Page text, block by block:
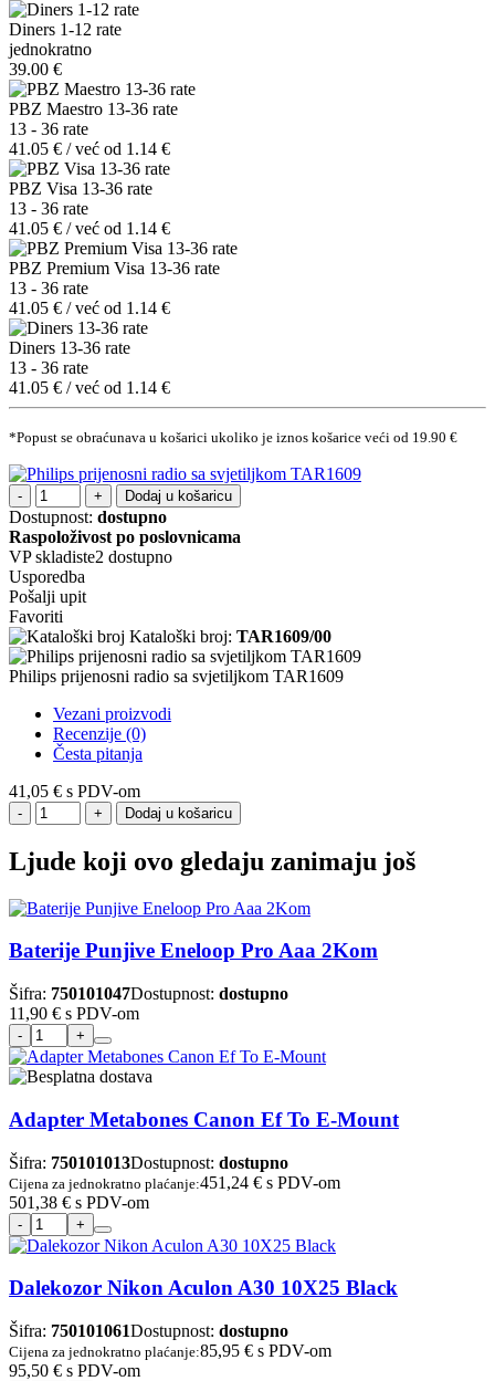
Diners 1-12 rate
jednokratno
39.00 €
PBZ Maestro 13-36 rate
13 - 36 rate
41.05 € / već od 1.14 €
PBZ Visa 13-36 rate
13 - 36 rate
41.05 € / već od 1.14 €
PBZ Premium Visa 13-36 rate
13 - 36 rate
41.05 € / već od 1.14 €
Diners 13-36 rate
13 - 36 rate
41.05 € / već od 1.14 €
*Popust se obraćunava u košarici ukoliko je iznos košarice veći od 19.90 €
Dodaj u košaricu
Dostupnost: dostupno
Raspoloživost po poslovnicama
VP skladiste2 dostupno
Usporedba
Pošalji upit
Favoriti
Kataloški broj: TAR1609/00
Philips prijenosni radio sa svjetiljkom TAR1609
Vezani proizvodi
Recenzije (0)
Česta pitanja
41,05 € s PDV-om
Dodaj u košaricu
Ljude koji ovo gledaju zanimaju još
Baterije Punjive Eneloop Pro Aaa 2Kom
Šifra: 750101047Dostupnost: dostupno
11,90 € s PDV-om
Adapter Metabones Canon Ef To E-Mount
Šifra: 750101013Dostupnost: dostupno
Cijena za jednokratno plaćanje:451,24 € s PDV-om
501,38 € s PDV-om
Dalekozor Nikon Aculon A30 10X25 Black
Šifra: 750101061Dostupnost: dostupno
Cijena za jednokratno plaćanje:85,95 € s PDV-om
95,50 € s PDV-om